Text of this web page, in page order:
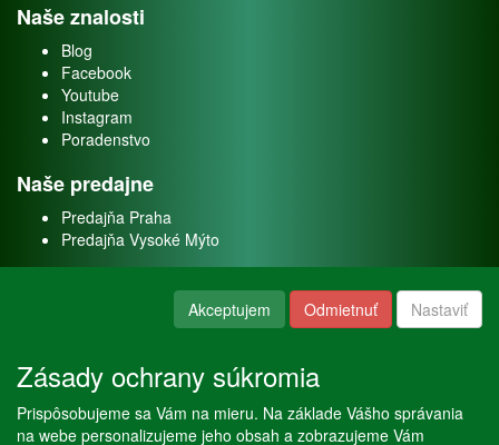
Naše znalosti
Blog
Facebook
Youtube
Instagram
Poradenstvo
Naše predajne
Predajňa Praha
Predajňa Vysoké Mýto
Naše služby
Servis
Predaj akváriových rýb
Akceptujem Odmietnuť Nastaviť
Zásady ochrany súkromia
Prispôsobujeme sa Vám na mieru. Na základe Vášho správania
na webe personalizujeme jeho obsah a zobrazujeme Vám